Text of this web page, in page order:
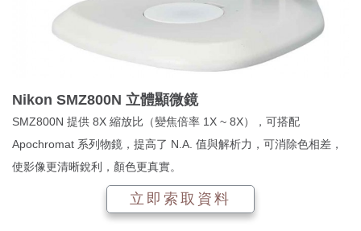
Nikon SMZ800N 立體顯微鏡
SMZ800N 提供 8X 縮放比（變焦倍率 1X ~ 8X），可搭配
Apochromat 系列物鏡，提高了 N.A. 值與解析力，可消除色相差，
使影像更清晰銳利，顏色更真實。
立即索取資料